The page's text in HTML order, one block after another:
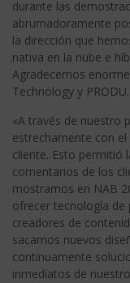
durante las
abrumadoramente
la dirección que
nativa en la nube e
Agradecemos
Technology y PRODU.
«A través de nuestro
estrechamente con
cliente. Esto permitió
comentarios de los
mostramos en NAB
ofrecer tecnología de
creadores de
sacamos nuevos
continuamente
inmediatos de